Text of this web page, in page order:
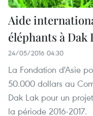
Aide
éléphants à Dak
24/05/2016 04:30
La Fondation d'Asie
50.000 dollars au
Dak Lak pour un
la période 2016-2017.